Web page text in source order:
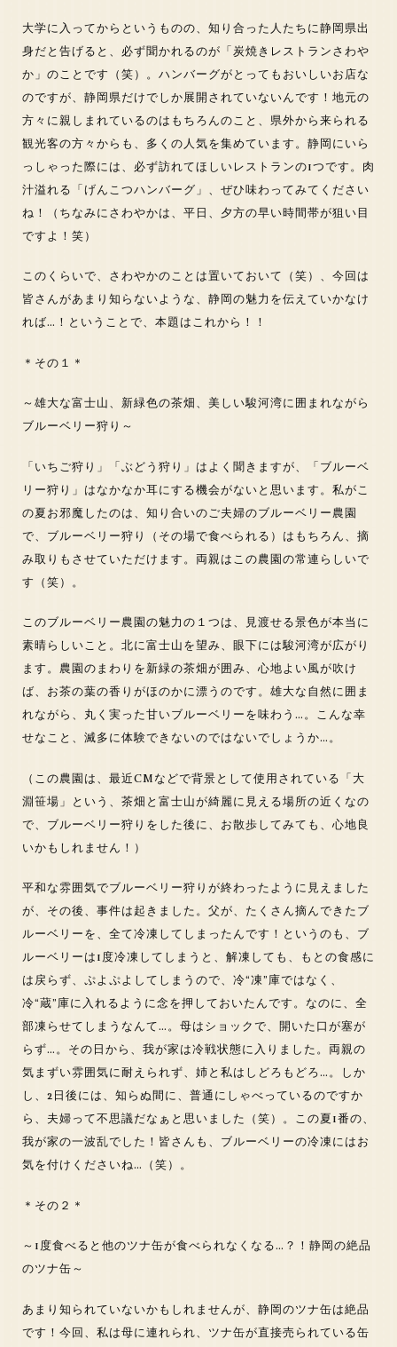
大学に入ってからというものの、知り合った人たちに静岡県出
身だと告げると、必ず聞かれるのが「炭焼きレストランさわや
か」のことです（笑）。ハンバーグがとってもおいしいお店な
のですが、静岡県だけでしか展開されていないんです！地元の
方々に親しまれているのはもちろんのこと、県外から来られる
観光客の方々からも、多くの人気を集めています。静岡にいら
っしゃった際には、必ず訪れてほしいレストランの1つです。肉
汁溢れる「げんこつハンバーグ」、ぜひ味わってみてください
ね！（ちなみにさわやかは、平日、夕方の早い時間帯が狙い目
ですよ！笑）
このくらいで、さわやかのことは置いておいて（笑）、今回は
皆さんがあまり知らないような、静岡の魅力を伝えていかなけ
れば…！ということで、本題はこれから！！
＊その１＊
～雄大な富士山、新緑色の茶畑、美しい駿河湾に囲まれながら
ブルーベリー狩り～
「いちご狩り」「ぶどう狩り」はよく聞きますが、「ブルーベ
リー狩り」はなかなか耳にする機会がないと思います。私がこ
の夏お邪魔したのは、知り合いのご夫婦のブルーベリー農園
で、ブルーベリー狩り（その場で食べられる）はもちろん、摘
み取りもさせていただけます。両親はこの農園の常連らしいで
す（笑）。
このブルーベリー農園の魅力の１つは、見渡せる景色が本当に
素晴らしいこと。北に富士山を望み、眼下には駿河湾が広がり
ます。農園のまわりを新緑の茶畑が囲み、心地よい風が吹け
ば、お茶の葉の香りがほのかに漂うのです。雄大な自然に囲ま
れながら、丸く実った甘いブルーベリーを味わう…。こんな幸
せなこと、滅多に体験できないのではないでしょうか…。
（この農園は、最近CMなどで背景として使用されている「大
淵笹場」という、茶畑と富士山が綺麗に見える場所の近くなの
で、ブルーベリー狩りをした後に、お散歩してみても、心地良
いかもしれません！）
平和な雰囲気でブルーベリー狩りが終わったように見えました
が、その後、事件は起きました。父が、たくさん摘んできたブ
ルーベリーを、全て冷凍してしまったんです！というのも、ブ
ルーベリーは1度冷凍してしまうと、解凍しても、もとの食感に
は戻らず、ぷよぷよしてしまうので、冷“凍”庫ではなく、
冷“蔵”庫に入れるように念を押しておいたんです。なのに、全
部凍らせてしまうなんて…。母はショックで、開いた口が塞が
らず…。その日から、我が家は冷戦状態に入りました。両親の
気まずい雰囲気に耐えられず、姉と私はしどろもどろ…。しか
し、2日後には、知らぬ間に、普通にしゃべっているのですか
ら、夫婦って不思議だなぁと思いました（笑）。この夏1番の、
我が家の一波乱でした！皆さんも、ブルーベリーの冷凍にはお
気を付けくださいね…（笑）。
＊その２＊
～1度食べると他のツナ缶が食べられなくなる…？！静岡の絶品
のツナ缶～
あまり知られていないかもしれませんが、静岡のツナ缶は絶品
です！今回、私は母に連れられ、ツナ缶が直接売られている缶